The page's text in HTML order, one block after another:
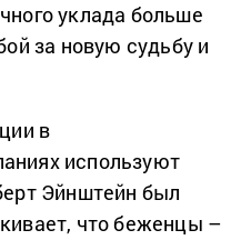
уклада больше
за новую судьбу и
в
используют
Эйнштейн был
что беженцы –